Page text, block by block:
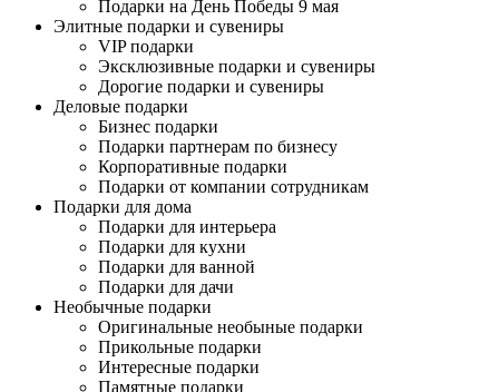
Подарки на День Победы 9 мая
Элитные подарки и сувениры
VIP подарки
Эксклюзивные подарки и сувениры
Дорогие подарки и сувениры
Деловые подарки
Бизнес подарки
Подарки партнерам по бизнесу
Корпоративные подарки
Подарки от компании сотрудникам
Подарки для дома
Подарки для интерьера
Подарки для кухни
Подарки для ванной
Подарки для дачи
Необычные подарки
Оригинальные необыные подарки
Прикольные подарки
Интересные подарки
Памятные подарки